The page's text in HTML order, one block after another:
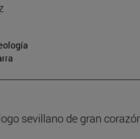
sevillano de gran